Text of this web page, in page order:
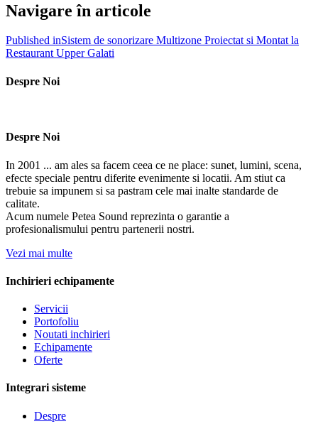
Navigare în articole
Published inSistem de sonorizare Multizone Proiectat si Montat la
Restaurant Upper Galati
Despre Noi
Despre Noi
In 2001 ... am ales sa facem ceea ce ne place: sunet, lumini, scena,
efecte speciale pentru diferite evenimente si locatii. Am stiut ca
trebuie sa impunem si sa pastram cele mai inalte standarde de
calitate.
Acum numele Petea Sound reprezinta o garantie a
profesionalismului pentru partenerii nostri.
Vezi mai multe
Inchirieri echipamente
Servicii
Portofoliu
Noutati inchirieri
Echipamente
Oferte
Integrari sisteme
Despre